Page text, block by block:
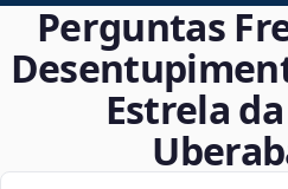
Perguntas
Estrela